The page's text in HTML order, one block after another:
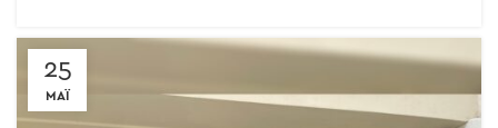
25
ΜΆΙ